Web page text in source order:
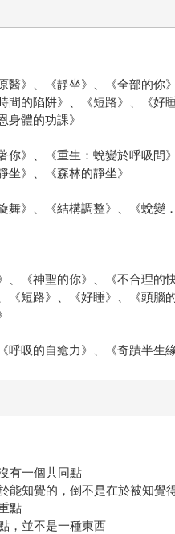
醫》、《靜坐》、《全部的你
間的陷阱》、《短路》、《
體的功課》
你》、《重生：蛻變於呼吸間
坐》、《森林的靜坐》
舞》、《結構調整》、《蛻變
、《神聖的你》、《不合理的
《短路》、《好睡》、《頭
呼吸的自癒力》、《奇蹟半生
有一個共同點
能知覺的，倒不是在於被知覺
點
，並不是一種東西